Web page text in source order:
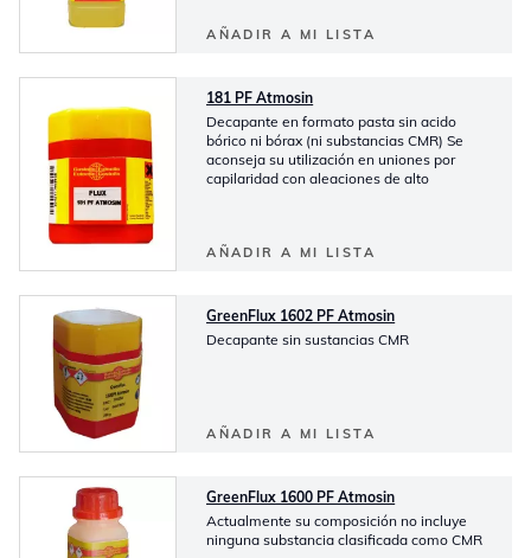
AÑADIR A MI LISTA
181 PF Atmosin
Decapante en formato pasta sin acido
bórico ni bórax (ni substancias CMR) Se
aconseja su utilización en uniones por
capilaridad con aleaciones de alto
AÑADIR A MI LISTA
GreenFlux 1602 PF Atmosin
Decapante sin sustancias CMR
AÑADIR A MI LISTA
GreenFlux 1600 PF Atmosin
Actualmente su composición no incluye
ninguna substancia clasificada como CMR